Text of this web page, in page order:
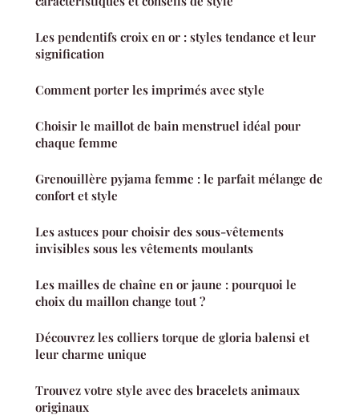
Les pendentifs croix en or : styles tendance et leur
signification
Comment porter les imprimés avec style
Choisir le maillot de bain menstruel idéal pour
chaque femme
Grenouillère pyjama femme : le parfait mélange de
confort et style
Les astuces pour choisir des sous-vêtements
invisibles sous les vêtements moulants
Les mailles de chaîne en or jaune : pourquoi le
choix du maillon change tout ?
Découvrez les colliers torque de gloria balensi et
leur charme unique
Trouvez votre style avec des bracelets animaux
originaux